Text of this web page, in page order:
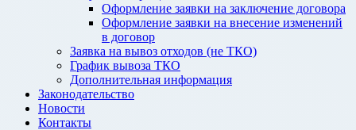
Оформление заявки на заключение договора
Оформление заявки на внесение изменений
в договор
Заявка на вывоз отходов (не ТКО)
График вывоза ТКО
Дополнительная информация
Законодательство
Новости
Контакты